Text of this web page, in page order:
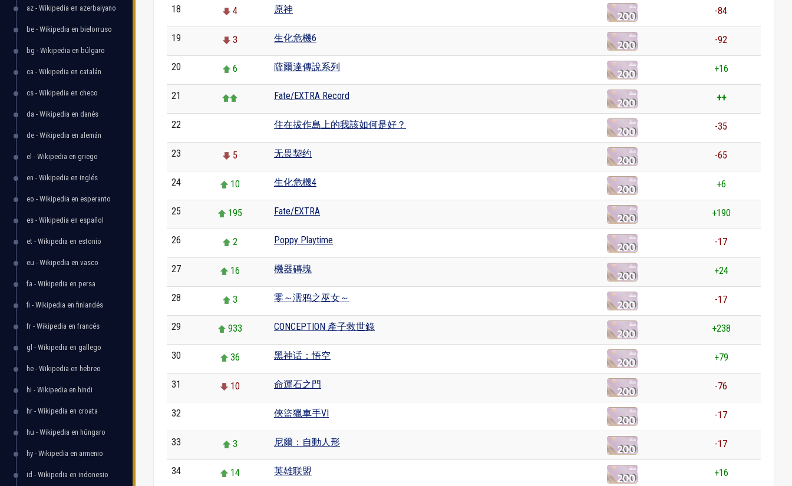
az - Wikipedia en azerbaiyano
be - Wikipedia en bielorruso
bg - Wikipedia en búlgaro
ca - Wikipedia en catalán
cs - Wikipedia en checo
da - Wikipedia en danés
de - Wikipedia en alemán
el - Wikipedia en griego
en - Wikipedia en inglés
eo - Wikipedia en esperanto
es - Wikipedia en español
et - Wikipedia en estonio
eu - Wikipedia en vasco
fa - Wikipedia en persa
fi - Wikipedia en finlandés
fr - Wikipedia en francés
gl - Wikipedia en gallego
he - Wikipedia en hebreo
hi - Wikipedia en hindi
hr - Wikipedia en croata
hu - Wikipedia en húngaro
hy - Wikipedia en armenio
id - Wikipedia en indonesio
18 4 原神 -84
19 3 生化危機6 -92
20 6 薩爾達傳說系列 +16
21 Fate/EXTRA Record ++
22 住在拔作島上的我該如何是好？ -35
23 5 无畏契约 -65
24 10 生化危機4 +6
25 195 Fate/EXTRA +190
26 2 Poppy Playtime -17
27 16 機器磚塊 +24
28 3 零～濡鸦之巫女～ -17
29 933 CONCEPTION 產子救世錄 +238
30 36 黑神话：悟空 +79
31 10 命運石之門 -76
32 俠盜獵車手VI -17
33 3 尼爾：自動人形 -17
34 14 英雄联盟 +16